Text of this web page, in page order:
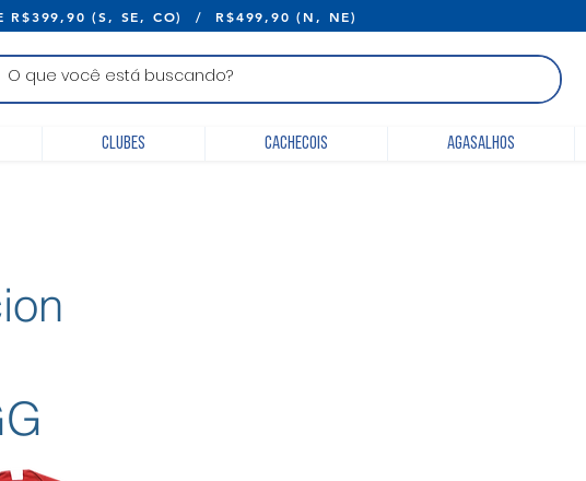
ACIMA DE R$399,90 (S, SE, CO) / R$499,90 (N,
Clubes Cachecois Agasalhos